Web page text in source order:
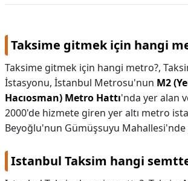
Taksime gitmek için hangi
Taksime gitmek için hangi metro?,
İstasyonu, İstanbul Metrosu'nun M2
Hacıosman) Metro Hattı'nda yer alan
2000'de hizmete giren yer altı metro
Beyoğlu'nun Gümüşsuyu Mahallesi'nde
Istanbul Taksim hangi